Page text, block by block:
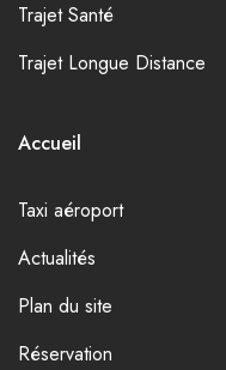
Trajet Santé
Trajet Longue Distance
Accueil
Taxi aéroport
Actualités
Plan du site
Réservation